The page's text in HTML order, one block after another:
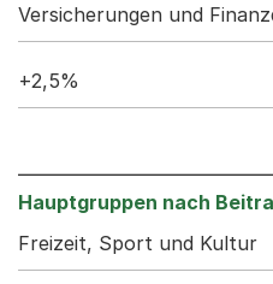
Versicherungen und
+2,5%
Freizeit, Sport und Kultur